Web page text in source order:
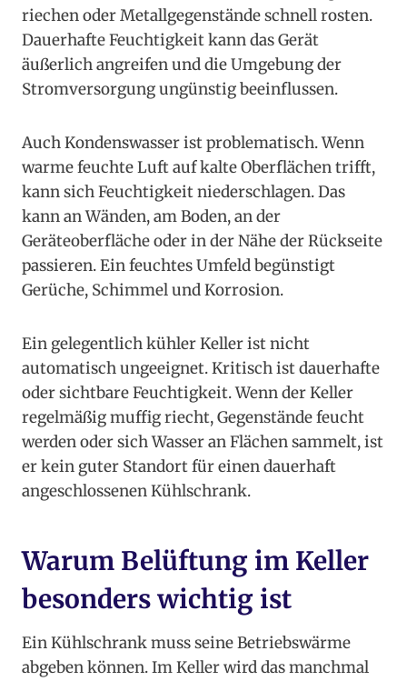
riechen oder Metallgegenstände schnell rosten.
Dauerhafte Feuchtigkeit kann das Gerät
äußerlich angreifen und die Umgebung der
Stromversorgung ungünstig beeinflussen.
Auch Kondenswasser ist problematisch. Wenn
warme feuchte Luft auf kalte Oberflächen trifft,
kann sich Feuchtigkeit niederschlagen. Das
kann an Wänden, am Boden, an der
Geräteoberfläche oder in der Nähe der Rückseite
passieren. Ein feuchtes Umfeld begünstigt
Gerüche, Schimmel und Korrosion.
Ein gelegentlich kühler Keller ist nicht
automatisch ungeeignet. Kritisch ist dauerhafte
oder sichtbare Feuchtigkeit. Wenn der Keller
regelmäßig muffig riecht, Gegenstände feucht
werden oder sich Wasser an Flächen sammelt, ist
er kein guter Standort für einen dauerhaft
angeschlossenen Kühlschrank.
Warum Belüftung im Keller
besonders wichtig ist
Ein Kühlschrank muss seine Betriebswärme
abgeben können. Im Keller wird das manchmal